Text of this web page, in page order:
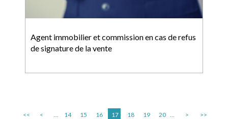
Agent immobilier et commission en cas de refus
de signature de la vente
<< < ... 14 15 16 17 18 19 20 ... > >>